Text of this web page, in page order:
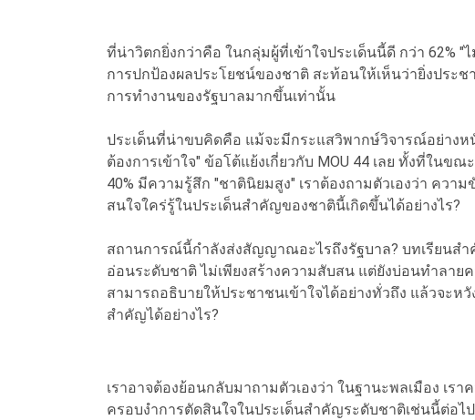
ที่น่าวิตกยิ่งกว่าคือ ในกลุ่มผู้ที่เข้าใจประเด็นนี้ดี กว่า 62% "
การปกป้องผลประโยชน์ของชาติ สะท้อนให้เห็นว่ายิ่งประช
การทำงานของรัฐบาลมากขึ้นเท่านั้น
ประเด็นที่น่าขบคิดคือ แม้จะมีกระแสวิพากษ์วิจารณ์อย่างห
ต้องการเข้าใจ" ข้อโต้แย้งเกี่ยวกับ MOU 44 เลย ทั้งที่ในข
40% มีความรู้สึก "ชาตินิยมสูง" เราต้องถามตัวเองว่า คว
สนใจใคร่รู้ในประเด็นสำคัญของชาตินี้เกิดขึ้นได้อย่างไร?
สถานการณ์นี้กำลังส่งสัญญาณอะไรถึงรัฐบาล? บทเรียนสำ
อ่อนระดับชาติ ไม่เพียงสร้างความสับสน แต่ยังบ่อนทำลาย
สามารถอธิบายให้ประชาชนเข้าใจได้อย่างทั่วถึง แล้วจะห
สำคัญได้อย่างไร?
เราอาจต้องย้อนกลับมาถามตัวเองว่า ในฐานะพลเมือง เร
ครอบงำการตัดสินใจในประเด็นสำคัญระดับชาติเช่นนี้ต่อไ